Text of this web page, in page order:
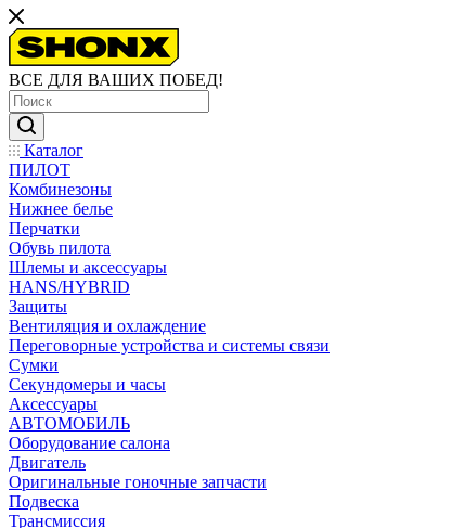
ВСЕ ДЛЯ ВАШИХ ПОБЕД!
Каталог
ПИЛОТ
Комбинезоны
Нижнее белье
Перчатки
Обувь пилота
Шлемы и аксессуары
HANS/HYBRID
Защиты
Вентиляция и охлаждение
Переговорные устройства и системы связи
Сумки
Секундомеры и часы
Аксессуары
АВТОМОБИЛЬ
Оборудование салона
Двигатель
Оригинальные гоночные запчасти
Подвеска
Трансмиссия